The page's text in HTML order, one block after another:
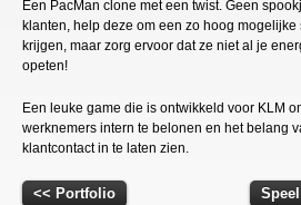
Een PacMan clone met een twist. Geen
klanten, help deze om een zo hoog mogelijke
krijgen, maar zorg ervoor dat ze niet al je
opeten!
Een leuke game die is ontwikkeld voor KLM
werknemers intern te belonen en het belang
klantcontact in te laten zien.
<< Portfolio